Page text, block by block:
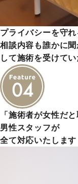
プライバシーを守
相談内容も誰かに
して施術を受けてい
「施術者が女性だ
男性スタッフが
全て対応いたします